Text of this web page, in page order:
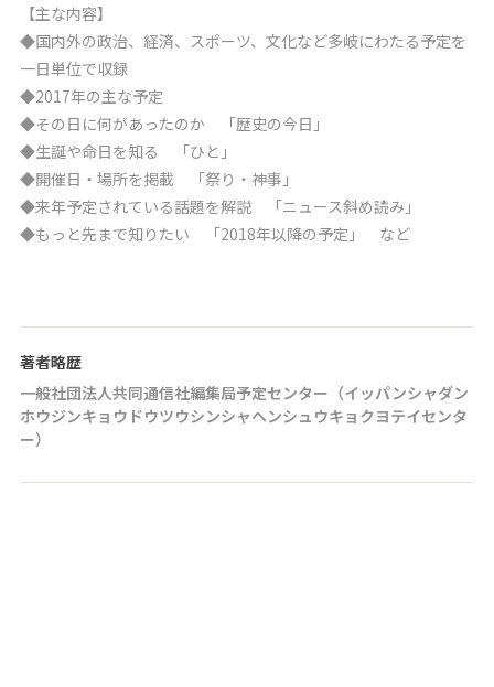
【主な内容】
◆国内外の政治、経済、スポーツ、文化など多岐にわたる予定を
一日単位で収録
◆2017年の主な予定
◆その日に何があったのか 「歴史の今日」
◆生誕や命日を知る 「ひと」
◆開催日・場所を掲載 「祭り・神事」
◆来年予定されている話題を解説 「ニュース斜め読み」
◆もっと先まで知りたい 「2018年以降の予定」 など
著者略歴
一般社団法人共同通信社編集局予定センター（イッパンシャダン
ホウジンキョウドウツウシンシャヘンシュウキョクヨテイセンタ
ー）